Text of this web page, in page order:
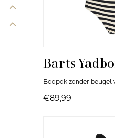
Barts
Badpak zonder beugel
€89,99